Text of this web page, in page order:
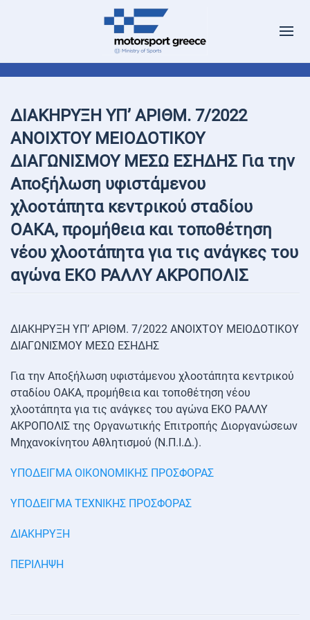
ΔΙΑΚΗΡΥΞΗ ΥΠ’ ΑΡΙΘΜ. 7/2022
ΑΝΟΙΧΤΟΥ ΜΕΙΟΔΟΤΙΚΟΥ
ΔΙΑΓΩΝΙΣΜΟΥ ΜΕΣΩ ΕΣΗΔΗΣ Για την
Αποξήλωση υφιστάμενου
χλοοτάπητα κεντρικού σταδίου
ΟΑΚΑ, προμήθεια και τοποθέτηση
νέου χλοοτάπητα για τις ανάγκες του
αγώνα ΕΚΟ ΡΑΛΛΥ ΑΚΡΟΠΟΛΙΣ
ΔΙΑΚΗΡΥΞΗ ΥΠ’ ΑΡΙΘΜ. 7/2022 ΑΝΟΙΧΤΟΥ ΜΕΙΟΔΟΤΙΚΟΥ
ΔΙΑΓΩΝΙΣΜΟΥ ΜΕΣΩ ΕΣΗΔΗΣ
Για την Αποξήλωση υφιστάμενου χλοοτάπητα κεντρικού
σταδίου ΟΑΚΑ, προμήθεια και τοποθέτηση νέου
χλοοτάπητα για τις ανάγκες του αγώνα ΕΚΟ ΡΑΛΛΥ
ΑΚΡΟΠΟΛΙΣ της Οργανωτικής Επιτροπής Διοργανώσεων
Μηχανοκίνητου Αθλητισμού (Ν.Π.Ι.Δ.).
ΥΠΟΔΕΙΓΜΑ ΟΙΚΟΝΟΜΙΚΗΣ ΠΡΟΣΦΟΡΑΣ
ΥΠΟΔΕΙΓΜΑ ΤΕΧΝΙΚΗΣ ΠΡΟΣΦΟΡΑΣ
ΔΙΑΚΗΡΥΞΗ
ΠΕΡΙΛΗΨΗ